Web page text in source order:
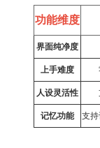
功能维度
界面纯净度
上手难度
人设灵活性
记忆功能 支